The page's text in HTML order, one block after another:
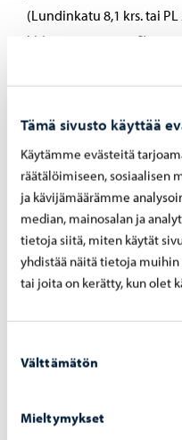
Tämä sivusto käyttää
Käytämme evästeitä
räätälöimiseen, sosiaalisen
ja kävijämäärämme
median, mainosalan ja
tietoja siitä, miten käytät
yhdistää näitä tietoja
tai joita on kerätty, kun olet
valinta
Välttämätön
Mieltymykset
(Lundinkatu 8,1 krs. tai
kirjaamo@porvoo.fi)
Kuoreen tai
Asemakaavaluonnos
havainnekuvat ja
Selvitykset